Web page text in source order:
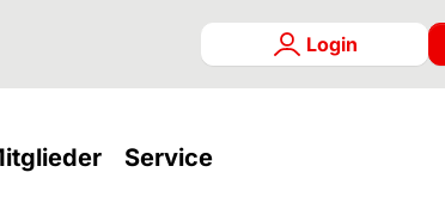
Login
(current)
Service(current)